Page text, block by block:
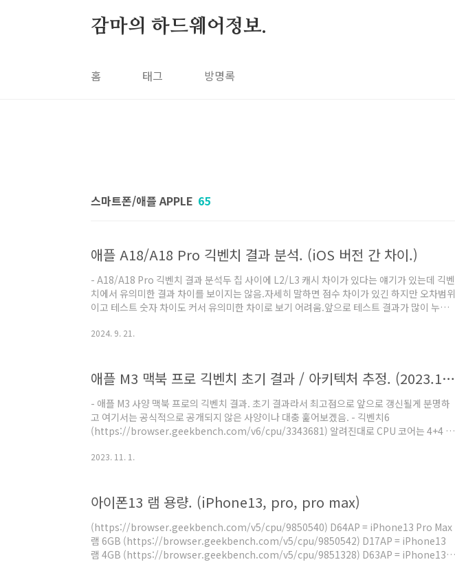
감마의 하드웨어정보.
홈 태그 방명록
스마트폰/애플 APPLE 65
애플 A18/A18 Pro 긱벤치 결과 분석. (iOS 버전 간 차이.)
- A18/A18 Pro 긱벤치 결과 분석두 칩 사이에 L2/L3 캐시 차이가 있다는 얘기가 있는데 긱벤
치에서 유의미한 결과 차이를 보이지는 않음.자세히 말하면 점수 차이가 있긴 하지만 오차범위
이고 테스트 숫자 차이도 커서 유의미한 차이로 보기 어려움.앞으로 테스트 결과가 많이 누적
A17 대비 싱글코어 점수 +12% / 클럭당점수 +4.5%클럭당점수에서 A16 → A17의 향상치보
(Object Detection) 향상치가 커서전반적인 ..
2024. 9. 21.
애플 M3 맥북 프로 긱벤치 초기 결과 / 아키텍처 추정. (2023.11.01. M3 Macbook Pro) (update 23.11.06.)
- 애플 M3 사양 맥북 프로의 긱벤치 결과. 초기 결과라서 최고점으로 앞으로 갱신될게 분명하
고 여기서는 공식적으로 공개되지 않은 사양이나 대충 훑어보겠음. - 긱벤치6
(https://browser.geekbench.com/v6/cpu/3343681) 알려진대로 CPU 코어는 4+4 구
컴퓨트 (https://browser.geekbench.com/v6/compute/1206993) GPU는 알려진대
GPU 클럭만 비교하..
2023. 11. 1.
아이폰13 램 용량. (iPhone13, pro, pro max)
(https://browser.geekbench.com/v5/cpu/9850540) D64AP = iPhone13 Pro Max
램 6GB (https://browser.geekbench.com/v5/cpu/9850542) D17AP = iPhone13
램 4GB (https://browser.geekbench.com/v5/cpu/9851328) D63AP = iPhone13